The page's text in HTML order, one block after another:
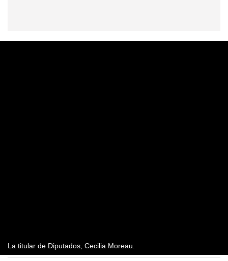
La titular de Diputados, Cecilia Moreau.